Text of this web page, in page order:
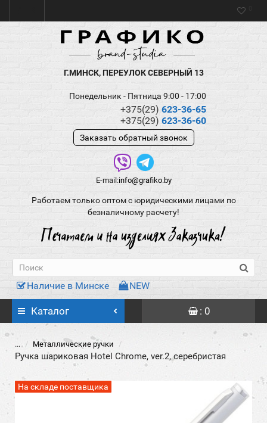
Г.МИНСК, ПЕРЕУЛОК СЕВЕРНЫЙ 13
Понедельник - Пятница 9:00 - 17:00
+375(29) 623-36-65
+375(29) 623-36-60
Заказать обратный звонок
E-mail:info@grafiko.by
Работаем только оптом с юридическими лицами по
безналичному расчету!
Наличие в Минске NEW
Каталог : 0
... Металлические ручки
Ручка шариковая Hotel Chrome, ver.2, серебристая
На складе поставщика